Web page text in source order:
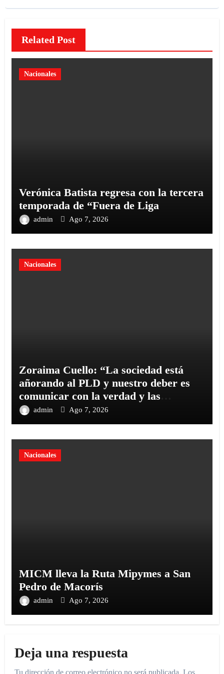
Related Post
Nacionales
Verónica Batista regresa con la tercera
temporada de “Fuera de Liga
admin Ago 7, 2026
Nacionales
Zoraima Cuello: “La sociedad está
añorando al PLD y nuestro deber es
comunicar con la verdad y las
evidencias
admin Ago 7, 2026
Nacionales
MICM lleva la Ruta Mipymes a San
Pedro de Macorís
admin Ago 7, 2026
Deja una respuesta
Tu dirección de correo electrónico no será publicada. Los